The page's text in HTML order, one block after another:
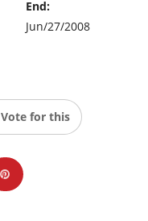
End:
Jun/27/2008
Vote for this